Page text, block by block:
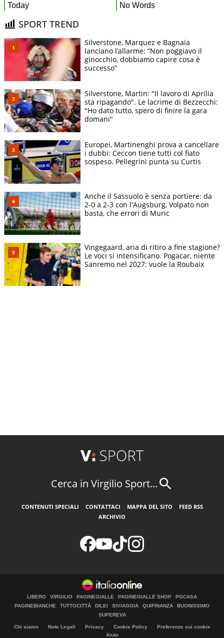
SPORT TREND
Silverstone, Marquez e Bagnaia
lanciano l’allarme: “Non poggiavo il
ginocchio, dobbiamo capire cosa è
successo”
Silverstone, Martin: "Il lavoro di Aprilia
sta ripagando". Le lacrime di Bezzecchi:
"Ho dato tutto, spero di finire la gara
domani"
Europei, Martinenghi prova a cancellare
i dubbi: Ceccon tiene tutti col fiato
sospeso. Pellegrini punta su Curtis
Anche il Sassuolo è senza portiere: da
2-0 a 2-3 con l'Augsburg, Volpato non
basta, che errori di Muric
Vingegaard, aria di ritiro a fine stagione?
Le voci si intensificano. Pogacar, niente
Sanremo nel 2027: vuole la Roubaix
Cerca in Virgilio Sport...
CONTENUTI SPECIALI CONTATTACI MAPPA DEL SITO
FEED RSS
ARCHIVIO
LIBERO VIRGILIO PAGINEGIALLE PAGINEGIALLE SHOP
PGCASA
PAGINEBIANCHE
TUTTOCITTÀ DILEI SIVIAGGIA QUIFINANZA
BUONISSIMO
SUPEREVA
Chi siamo Note Legali Privacy Cookie Policy
Preferenze sui cookie
Aiuto